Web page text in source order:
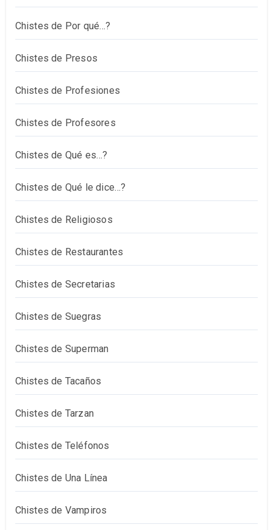
Chistes de Por qué…?
Chistes de Presos
Chistes de Profesiones
Chistes de Profesores
Chistes de Qué es…?
Chistes de Qué le dice…?
Chistes de Religiosos
Chistes de Restaurantes
Chistes de Secretarias
Chistes de Suegras
Chistes de Superman
Chistes de Tacaños
Chistes de Tarzan
Chistes de Teléfonos
Chistes de Una Línea
Chistes de Vampiros